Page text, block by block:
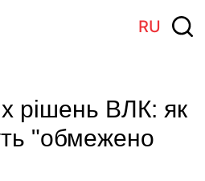
RU
рішень ВЛК: як
"обмежено